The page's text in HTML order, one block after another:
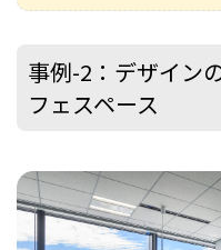
事例-2：デザイン
フェスペース